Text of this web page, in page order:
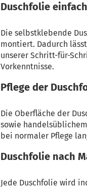
Duschfolie
Die selbstklebende
montiert. Dadurch
unserer Schritt-für-
Vorkenntnisse.
Pflege der
Die Oberfläche der
sowie
bei normaler Pflege
Duschfolie nach
Jede Duschfolie wird